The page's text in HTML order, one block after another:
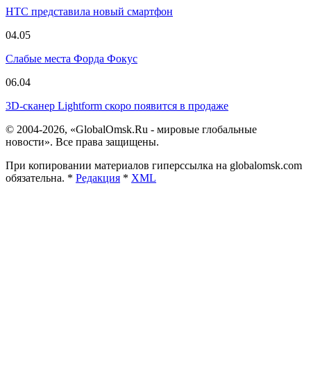
HTC представила новый смартфон
04.05
Слабые места Форда Фокус
06.04
3D-сканер Lightform скоро появится в продаже
© 2004-2026, «GlobalOmsk.Ru - мировые глобальные
новости». Все права защищены.
При копировании материалов гиперссылка на globalomsk.com
обязательна. * Редакция * XML